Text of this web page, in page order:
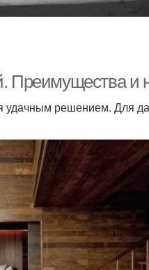
Преимущества и
удачным решением. Для